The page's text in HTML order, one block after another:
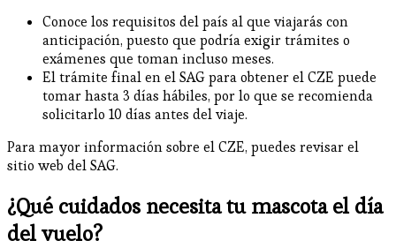
Conoce los requisitos del país al que viajarás con
anticipación, puesto que podría exigir trámites o
exámenes que toman incluso meses.
El trámite final en el SAG para obtener el CZE puede
tomar hasta 3 días hábiles, por lo que se recomienda
solicitarlo 10 días antes del viaje.
Para mayor información sobre el CZE, puedes revisar el
sitio web del SAG.
¿Qué cuidados necesita tu mascota el día
del vuelo?